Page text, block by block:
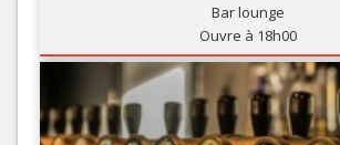
Bar lounge
Ouvre à 18h00